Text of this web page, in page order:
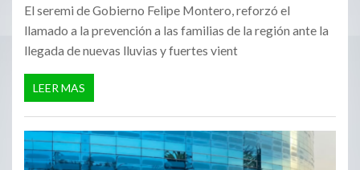
El seremi de Gobierno Felipe Montero, reforzó el
llamado a la prevención a las familias de la región ante la
llegada de nuevas lluvias y fuertes vient
LEER MAS